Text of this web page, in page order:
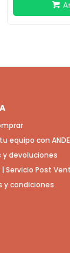
equipo con ANDE
y devoluciones
Servicio Post
y condiciones